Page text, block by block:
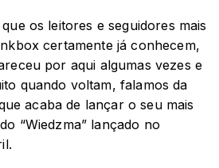
os leitores e seguidores mais
certamente já conhecem,
por aqui algumas vezes e
quando voltam, falamos da
acaba de lançar o seu mais
“Wiedzma” lançado no